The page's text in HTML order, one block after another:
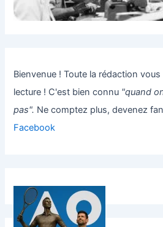
Bienvenue ! Toute la rédaction
lecture ! C'est bien connu "quand
pas". Ne comptez plus, devenez
Facebook